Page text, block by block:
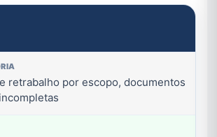
retrabalho por escopo, documentos